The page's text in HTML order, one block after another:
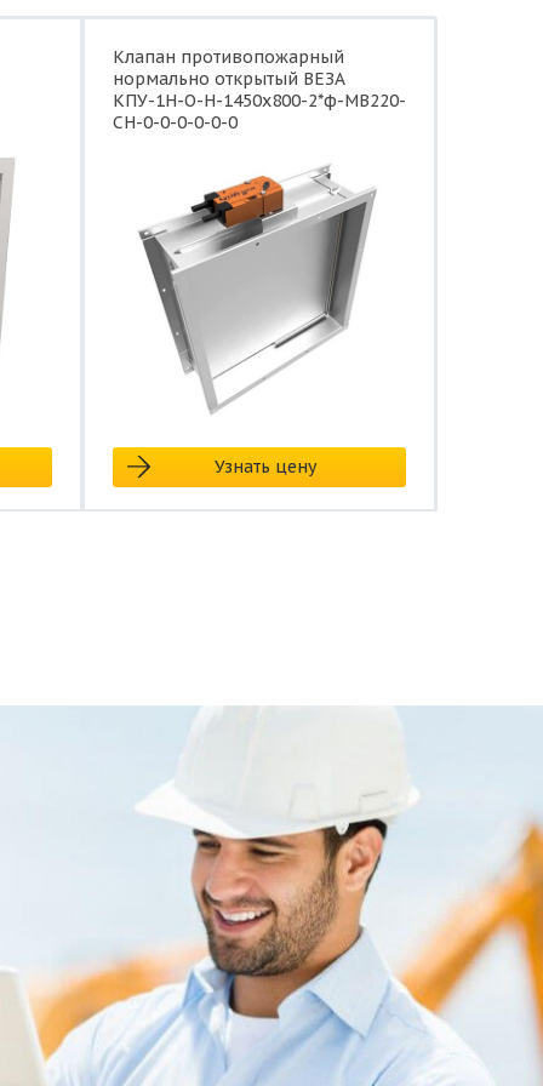
Клапан противопожарный
нормально открытый ВЕЗА
КПУ-1Н-О-Н-1450x800-2*ф-МВ220-
СН-0-0-0-0-0-0
Узнать цену